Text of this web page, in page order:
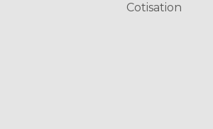
Cotisation